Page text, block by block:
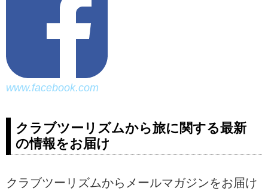
www.facebook.com
クラブツーリズムから旅に関する最新
の情報をお届け
クラブツーリズムからメールマガジンをお届け